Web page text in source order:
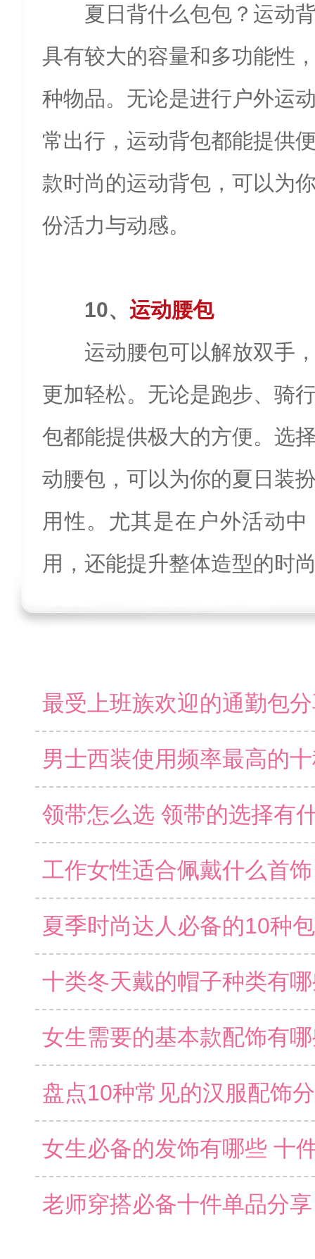
夏日背什么包包？运动
具有较大的容量和多功能性
种物品。无论是进行户外运
常出行，运动背包都能提供
款时尚的运动背包，可以为
份活力与动感。
10、 运动腰包
运动腰包可以解放双手
更加轻松。无论是跑步、骑
包都能提供极大的方便。选
动腰包，可以为你的夏日装
用性。尤其是在户外活动
用，还能提升整体造型的时
领带怎么选 领带的选择有